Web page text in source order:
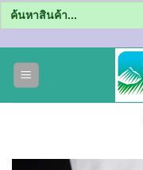
Search
for: